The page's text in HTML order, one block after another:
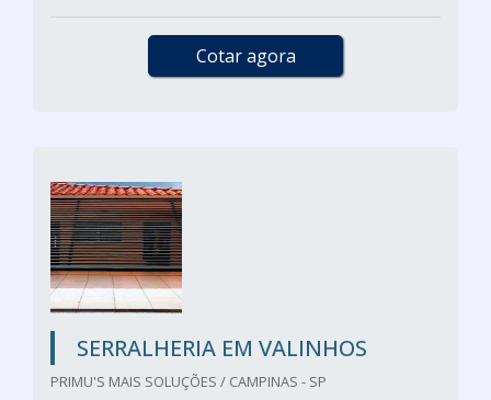
Cotar agora
SERRALHERIA EM VALINHOS
PRIMU'S MAIS SOLUÇÕES / CAMPINAS - SP